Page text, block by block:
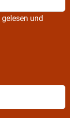
gelesen und